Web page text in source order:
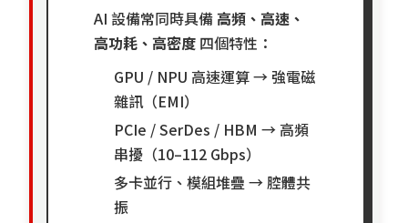
AI 設備常同時具備高頻、高速、
高功耗、高密度 四個特性：
GPU / NPU 高速運算 → 強電磁
雜訊（EMI）
PCIe / SerDes / HBM → 高頻
串擾（10–112 Gbps）
多卡並行、模組堆疊 → 腔體共
振